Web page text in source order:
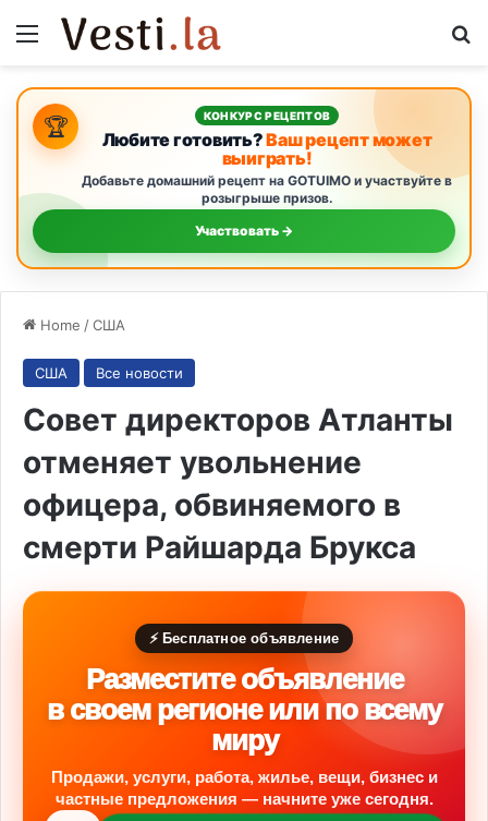
Menu
🏆 КОНКУРС РЕЦЕПТОВ
Любите готовить?Ваш рецепт может
выиграть!
Добавьте домашний рецепт на GOTUIMO и участвуйте в
розыгрыше призов.
Участвовать →
Home /США
США Все новости
Совет директоров Атланты
отменяет увольнение
офицера, обвиняемого в
смерти Райшарда Брукса
⚡ Бесплатное объявление
Разместите объявление
в своем регионе или по всему
миру
Продажи, услуги, работа, жилье, вещи, бизнес и
частные предложения — начните уже сегодня.